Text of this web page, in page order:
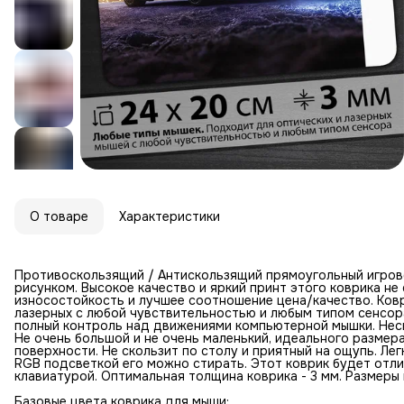
О товаре Характеристики
Противоскользящий / Антискользящий прямоугольный
рисунком. Высокое качество и яркий принт этого коврика
износостойкость и лучшее соотношение цена/качество.
лазерных с любой чувствительностью и любым типом
полный контроль над движениями компьютерной мышки.
Не очень большой и не очень маленький, идеального
поверхности. Не скользит по столу и приятный на ощупь.
RGB подсветкой его можно стирать. Этот коврик будет
клавиатурой. Оптимальная толщина коврика - 3 мм.